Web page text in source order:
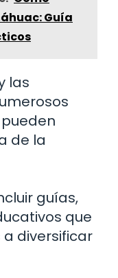
Guía
las
de la
guías,
que
diversificar